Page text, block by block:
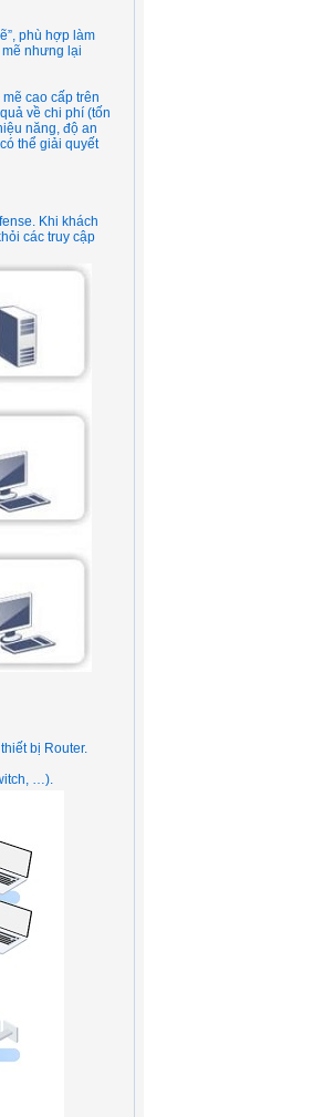
phù hợp làm
nhưng lại
cao cấp trên
về chi phí (tốn
năng, độ an
thể giải quyết
Khi khách
các truy cập
bị Router.
…).